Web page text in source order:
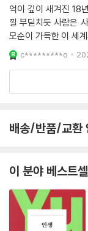
80년대 이후 중국 지
기도 했다.
나비(蝴蝶)
왕멍 자신의 삶과 상당
현대사이자 중국인민
해당하는 부부장 직에
고 그곳에서 아들과
만난 뒤 다시 부부장
시기까지 장쓰위엔이
가 자신이 도리어 우
면서 다시금 자기 삶
과정이 회상을 통해
는 자의식의 분열이
억이 깊이 새겨진 18년 전에 출판된
낄 부딛치듯 사람은
모순이 가득한 이 세
이 둥근 달이 처음에
속으로
c*********o
배송/반품/교환
이 분야 베스트